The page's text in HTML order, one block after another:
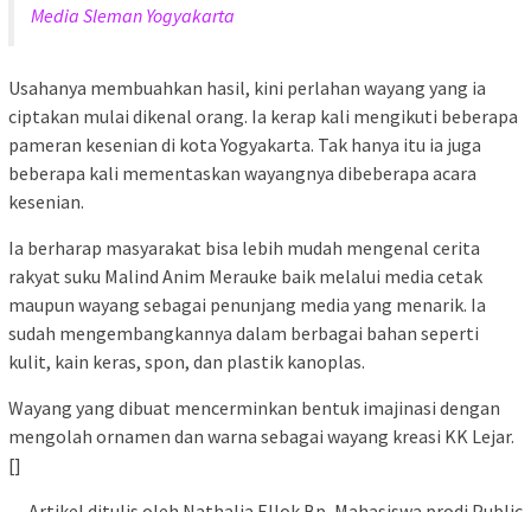
Media Sleman Yogyakarta
Usahanya membuahkan hasil, kini perlahan wayang yang ia
ciptakan mulai dikenal orang. Ia kerap kali mengikuti beberapa
pameran kesenian di kota Yogyakarta. Tak hanya itu ia juga
beberapa kali mementaskan wayangnya dibeberapa acara
kesenian.
Ia berharap masyarakat bisa lebih mudah mengenal cerita
rakyat suku Malind Anim Merauke baik melalui media cetak
maupun wayang sebagai penunjang media yang menarik. Ia
sudah mengembangkannya dalam berbagai bahan seperti
kulit, kain keras, spon, dan plastik kanoplas.
Wayang yang dibuat mencerminkan bentuk imajinasi dengan
mengolah ornamen dan warna sebagai wayang kreasi KK Lejar.
[]